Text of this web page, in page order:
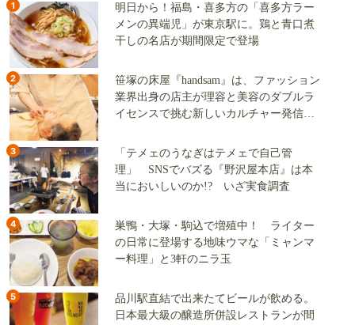
1
明日から！福島・喜多方の「喜多方ラー
メンの異端児」が東京駅に。鶏と青口煮
干しの名店が期間限定で登場
2
笹塚の床屋『handsam』は、ファッション
業界出身の店主が理容と美容のダブルラ
イセンスで挑む新しいカルチャー発信基
3
「テメェのうなぎはテメェで自己管
理」 SNSでバズる『野沢屋本店』は本
当においしいのか!? いざ実食調査
4
巣鴨・大塚・駒込で増殖中！ ライター
の日常に登場する地味ウマな「ミャンマ
ー料理」と3軒のニラ玉
5
品川駅直結で出来たてビールが飲める。
日本最大級の醸造所併設レストランが間